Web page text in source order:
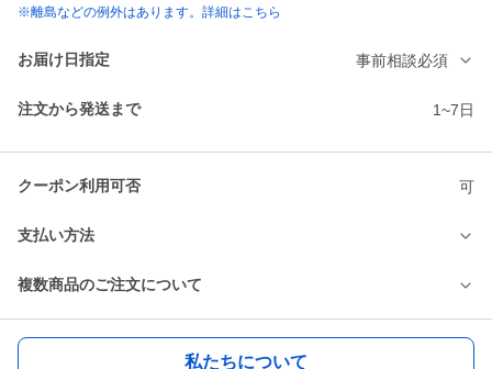
※離島などの例外はあります。詳細はこちら
お届け日指定 事前相談必須
注文から発送まで 1~7日
クーポン利用可否 可
支払い方法
複数商品のご注文について
私たちについて